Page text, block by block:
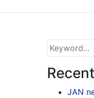
JAN